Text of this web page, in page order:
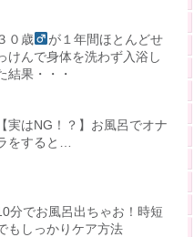
０歳
が１年間ほとんどせ
けんで身体を洗わず入浴し
結果・・・
【実はNG！？】お風呂でオナ
をすると…
分でお風呂出ちゃお！時短
もしっかりケア方法